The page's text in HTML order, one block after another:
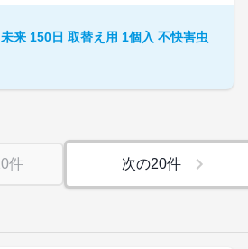
来 150日 取替え用 1個入 不快害虫
件 次の20件